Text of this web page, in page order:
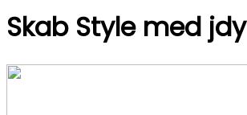
Skab Style med